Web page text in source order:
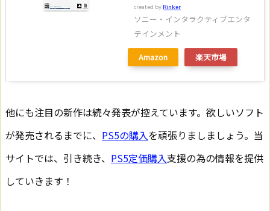
created by Rinker
ソニー・インタラクティブエンタ
テインメント
Amazon 楽天市場
他にも注目の新作は続々発表が控えています。欲しいソフト
が発売されるまでに、 PS5の購入を頑張りましましょう。当
サイトでは、引き続き、 PS5定価購入支援の為の情報を提供
していきます！